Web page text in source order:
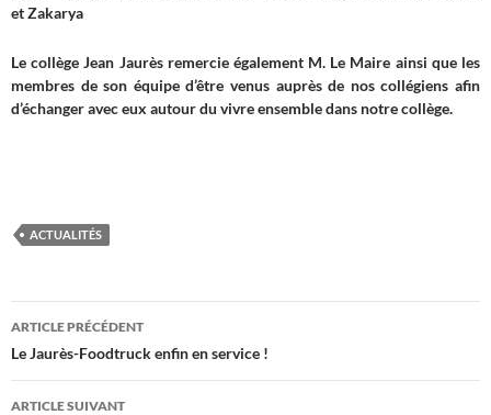
et Zakarya
Le collège Jean Jaurès remercie également M. Le Maire ainsi que les
membres de son équipe d’être venus auprès de nos collégiens afin
d’échanger avec eux autour du vivre ensemble dans notre collège.
ACTUALITÉS
Navigation
des
articles
ARTICLE PRÉCÉDENT
Le Jaurès-Foodtruck enfin en service !
ARTICLE SUIVANT